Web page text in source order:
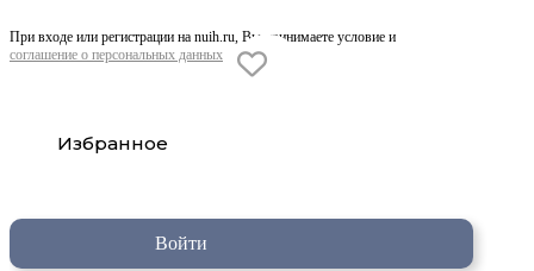
При входе или регистрации на nuih.ru, Вы принимаете условие и
соглашение о персональных данных
Избранное
Войти